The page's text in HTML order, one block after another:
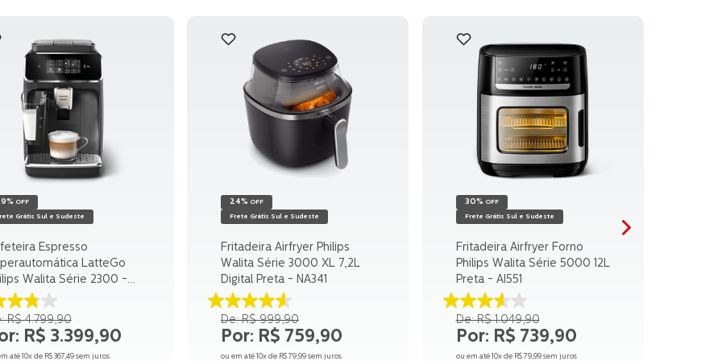
OFF
Grátis Sul e Sudeste
Espresso
LatteGo
Walita Série 2300 -
R$ 4.799,90
R$ 3.399,90
até 10x de R$ 367,49sem juros
24% OFF
Frete Grátis Sul e Sudeste
Fritadeira Airfryer Philips
Walita Série 3000 XL 7,2L
Digital Preta - NA341
4.6
de
5
estrelas.
R$ 999,90
R$ 759,90
ou em até10x de R$ 79,99 sem juros
30% OFF
Frete Grátis Sul e Sudeste
Fritadeira Airfryer Forno
Philips Walita Série 5000 12L
Preta - AI551
3.6
de
5
estrelas.
R$ 1.049,90
R$ 739,90
ou em até 10x de R$ 79,99sem juros